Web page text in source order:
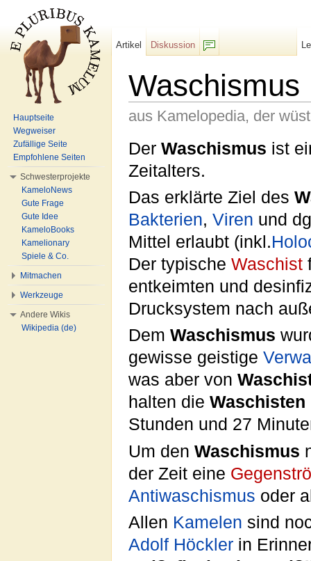
Waschismus
aus Kamelopedia, der
Der Waschismus ist
Zeitalters.
Das erklärte Ziel des
Bakterien, Viren und
Mittel erlaubt (inkl.
Der typische Waschist
entkeimten und
Drucksystem nach
Dem Waschismus
gewisse geistige
was aber von
halten die Waschisten
Stunden und 27
Um den Waschismus
der Zeit eine
Antiwaschismus oder
Allen Kamelen sind
Adolf Höckler in
Artikel
Diskussion
Hauptseite
Wegweiser
Zufällige Seite
Empfohlene Seiten
Schwesterprojekte
KameloNews
Gute Frage
Gute Idee
KameloBooks
Kamelionary
Spiele & Co.
Mitmachen
Werkzeuge
Andere Wikis
Wikipedia (de)